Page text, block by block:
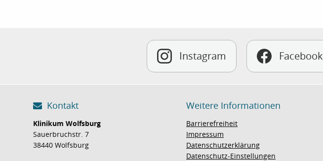
Instagram Facebook
Kontakt
Klinikum Wolfsburg
Sauerbruchstr. 7
38440 Wolfsburg
Weitere Informationen
Barrierefreiheit
Impressum
Datenschutzerklärung
Datenschutz-Einstellungen